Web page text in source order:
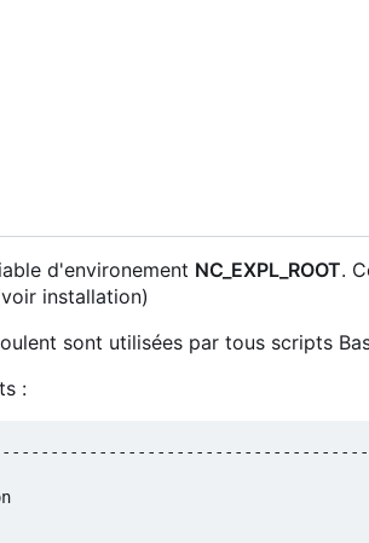
d'environement NC_EXPL_ROOT.
installation)
sont utilisées par tous scripts
: